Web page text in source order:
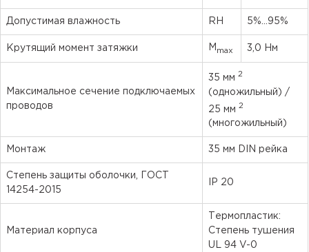
Допустимая влажность RH 5%...95%
Крутящий момент затяжки M max 3,0 Нм
Максимальное сечение подключаемых
проводов
35 мм 2
(одножильный) /
25 мм 2
(многожильный)
Монтаж 35 мм DIN рейка
Степень защиты оболочки, ГОСТ
14254-2015
IP 20
Материал корпуса
Термопластик:
Степень тушения
UL 94 V-0